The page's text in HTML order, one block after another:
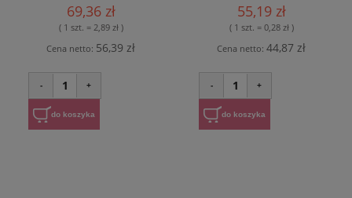
69,36 zł
( 1 szt. = 2,89 zł )
Cena netto: 56,39 zł
- 1 +
do koszyka
55,19 zł
( 1 szt. = 0,28 zł )
Cena netto: 44,87 zł
- 1 +
do koszyka